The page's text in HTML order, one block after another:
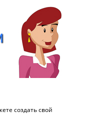
создать свой